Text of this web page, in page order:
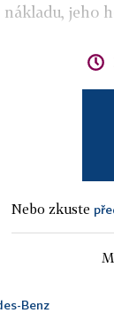
nákladu, jeho
Nebo zkuste
Benz